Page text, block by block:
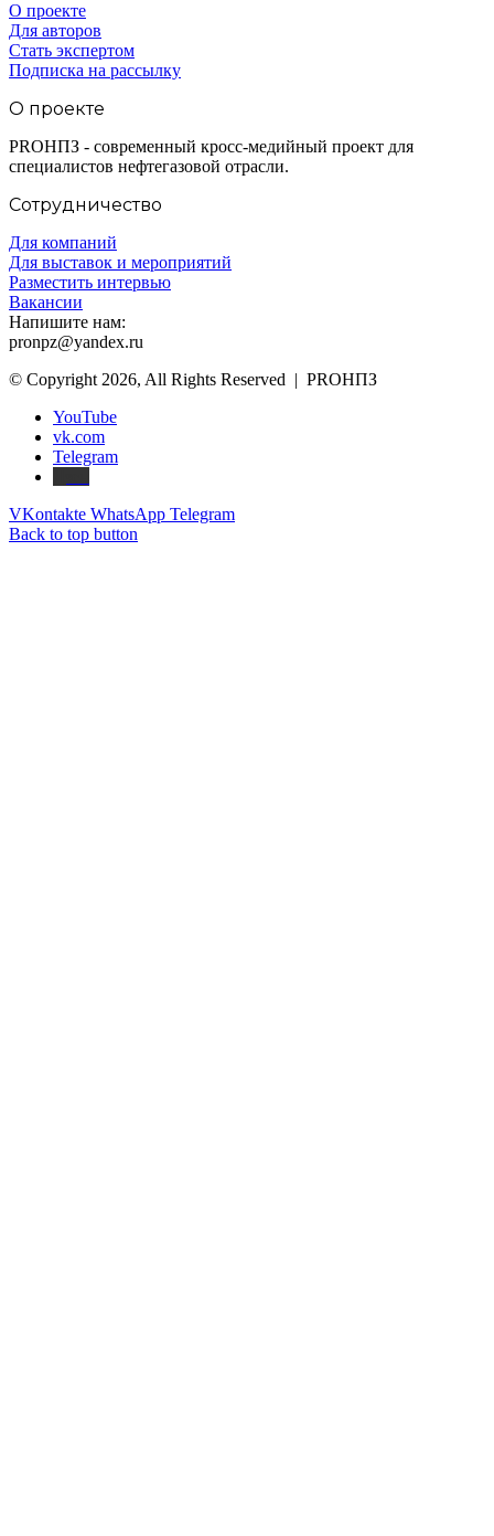
О проекте
Для авторов
Стать экспертом
Подписка на рассылку
О проекте
PROНПЗ - современный кросс-медийный проект для
специалистов нефтегазовой отрасли.
Сотрудничество
Для компаний
Для выставок и мероприятий
Разместить интервью
Вакансии
Напишите нам:
pronpz@yandex.ru
© Copyright 2026, All Rights Reserved | PROНПЗ
YouTube
vk.com
Telegram
VKontakte WhatsApp Telegram
Back to top button